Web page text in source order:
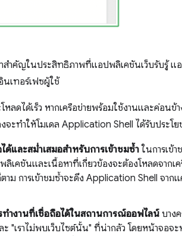
ำคัญในประสิทธิภาพที่แอปพลิเคชันเว็บรับรู้ แ
เทอร์เฟซผู้ใช้
ลดได้เร็ว หากเครือข่ายพร้อมใช้งานและค่อน
จะทำให้โมเดล Application Shell ได้รับประโ
และสม่ำเสมอสำหรับการเข้าชมซ้ำในการเข้
เคชันและเนื้อหาที่เกี่ยวข้องจะต้องโหลดจากเ
าม การเข้าชมซ้ำจะดึง Application Shell จาก
ทำงานที่เชื่อถือได้ในสถานการณ์ออฟไลน์ บาง
ะ "เราไม่พบเว็บไซต์นั้น" ที่น่ากลัว โดยหน้าจอ